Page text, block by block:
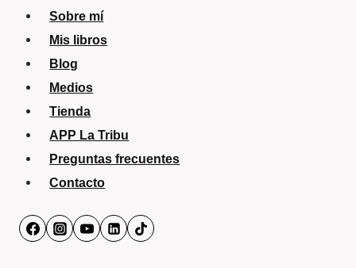
Sobre mí
Mis libros
Blog
Medios
Tienda
APP La Tribu
Preguntas frecuentes
Contacto